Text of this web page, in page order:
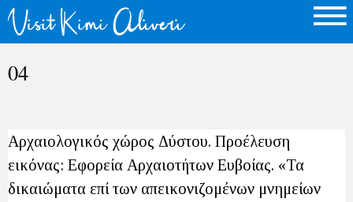
04
Αρχαιολογικός χώρος Δύστου. Προέλευση
εικόνας: Εφορεία Αρχαιοτήτων Ευβοίας. «Τα
δικαιώματα επί των απεικονιζομένων μνημείων